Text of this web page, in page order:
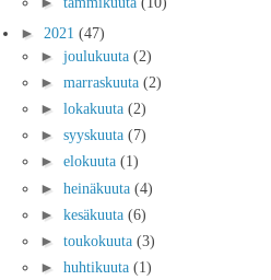
► 2021 (47)
► joulukuuta (2)
► marraskuuta (2)
► lokakuuta (2)
► syyskuuta (7)
► elokuuta (1)
► heinäkuuta (4)
► kesäkuuta (6)
► toukokuuta (3)
► huhtikuuta (1)